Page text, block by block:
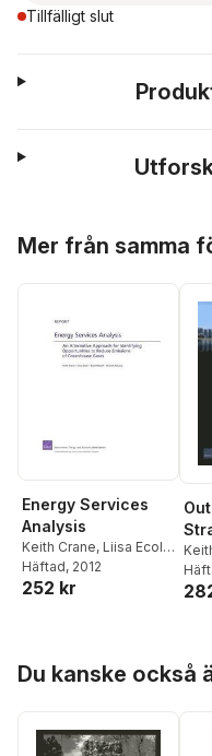
Tillfälligt slut
Mer från samma
Energy Services
Analysis
Keith Crane, Liisa Ecola ,
Scott Hassell
Nataraj
Häftad, 2012
252 kr
for
Du kanske också